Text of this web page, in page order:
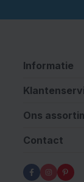
Informatie
Ons
Contact